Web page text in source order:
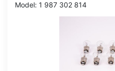
Model: 1 987 302 814